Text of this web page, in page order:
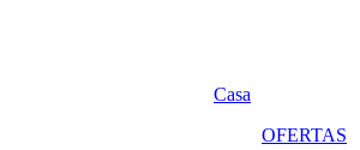
Casa
OFERTAS